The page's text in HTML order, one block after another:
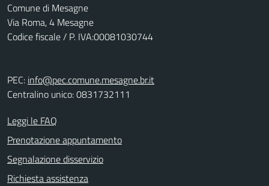
Comune di Mesagne
Via Roma, 4 Mesagne
Codice fiscale / P. IVA:00081030744
PEC: info@pec.comune.mesagne.br.it
Centralino unico: 0831732111
Leggi le FAQ
Prenotazione appuntamento
Segnalazione disservizio
Richiesta assistenza